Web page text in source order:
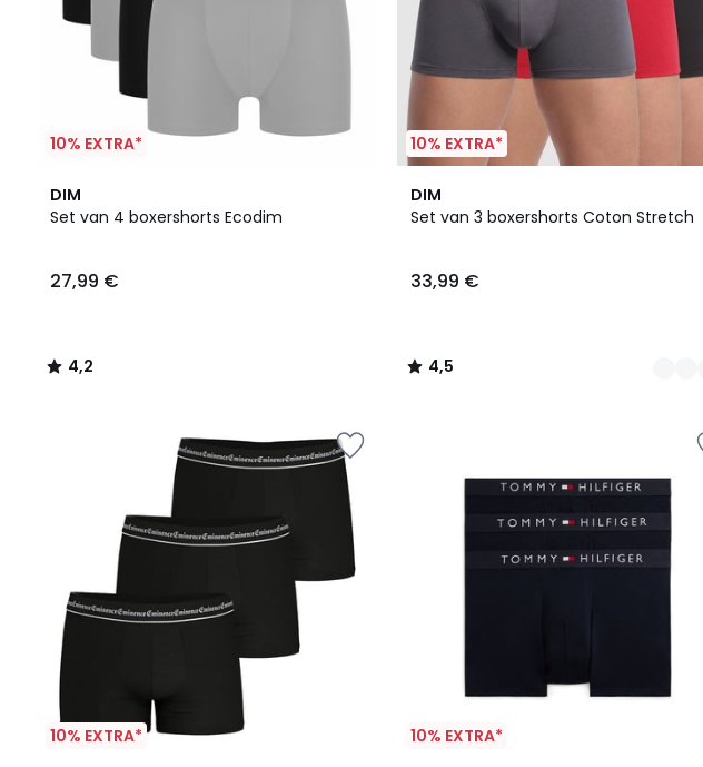
10% EXTRA*
DIM
Set van 4 boxershorts Ecodim
27,99 €
4,2
/ 5
4,2
/
10% EXTRA*
DIM
Set van 3 boxershorts Coton Stretch
33,99 €
4,5
/ 5
8
Kleuren
4,5
/
10% EXTRA* 10% EXTRA*